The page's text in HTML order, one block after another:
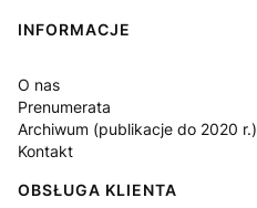
Linki w stopce
INFORMACJE
O nas
Prenumerata
Archiwum (publikacje do 2020 r.)
Kontakt
OBSŁUGA KLIENTA